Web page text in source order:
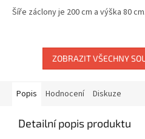
Šíře záclony je 200 cm a výška 80 cm.
ZOBRAZIT VŠECHNY
Popis Hodnocení Diskuze
Detailní popis produktu